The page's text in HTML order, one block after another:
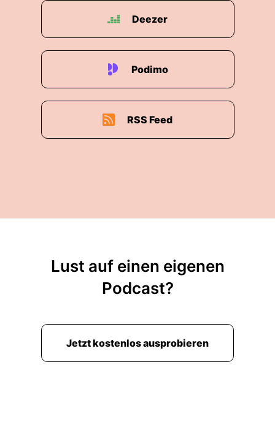
Deezer
Podimo
RSS Feed
Lust auf einen eigenen
Podcast?
Jetzt kostenlos ausprobieren